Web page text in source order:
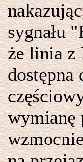
sygnału
że linia z
dostępna
wymianę